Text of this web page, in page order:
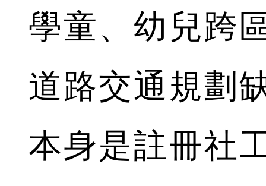
學童、幼兒跨
道路交通規劃
本身是註冊社